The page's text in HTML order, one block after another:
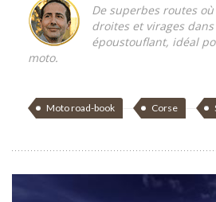
De superbes routes
droites et virages
époustouflant, idéal
moto.
Moto road-book Corse